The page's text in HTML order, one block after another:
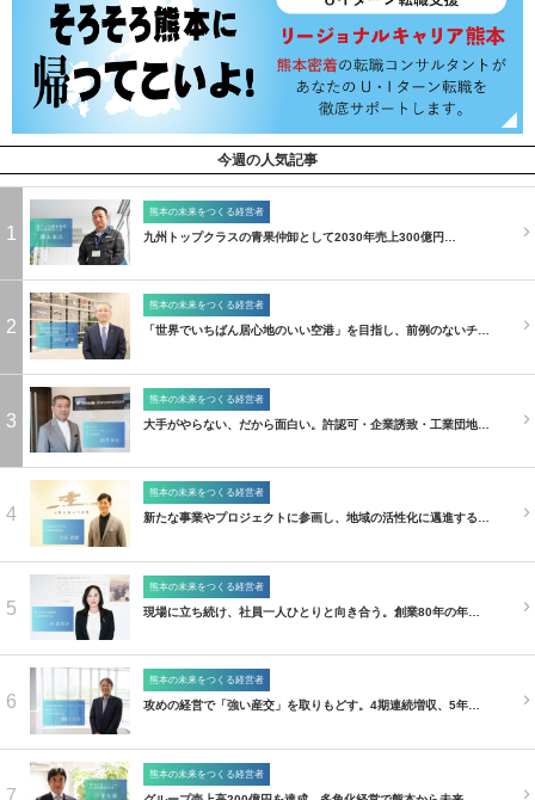
今週の人気記事
1
熊本の未来をつくる経営者
九州トップクラスの青果仲卸として2030年売上300億円…
2
熊本の未来をつくる経営者
「世界でいちばん居心地のいい空港」を目指し、前例のないチ…
3
熊本の未来をつくる経営者
大手がやらない、だから面白い。許認可・企業誘致・工業団地…
4
熊本の未来をつくる経営者
新たな事業やプロジェクトに参画し、地域の活性化に邁進する…
5
熊本の未来をつくる経営者
現場に立ち続け、社員一人ひとりと向き合う。創業80年の年…
6
熊本の未来をつくる経営者
攻めの経営で「強い産交」を取りもどす。4期連続増収、5年…
7
熊本の未来をつくる経営者